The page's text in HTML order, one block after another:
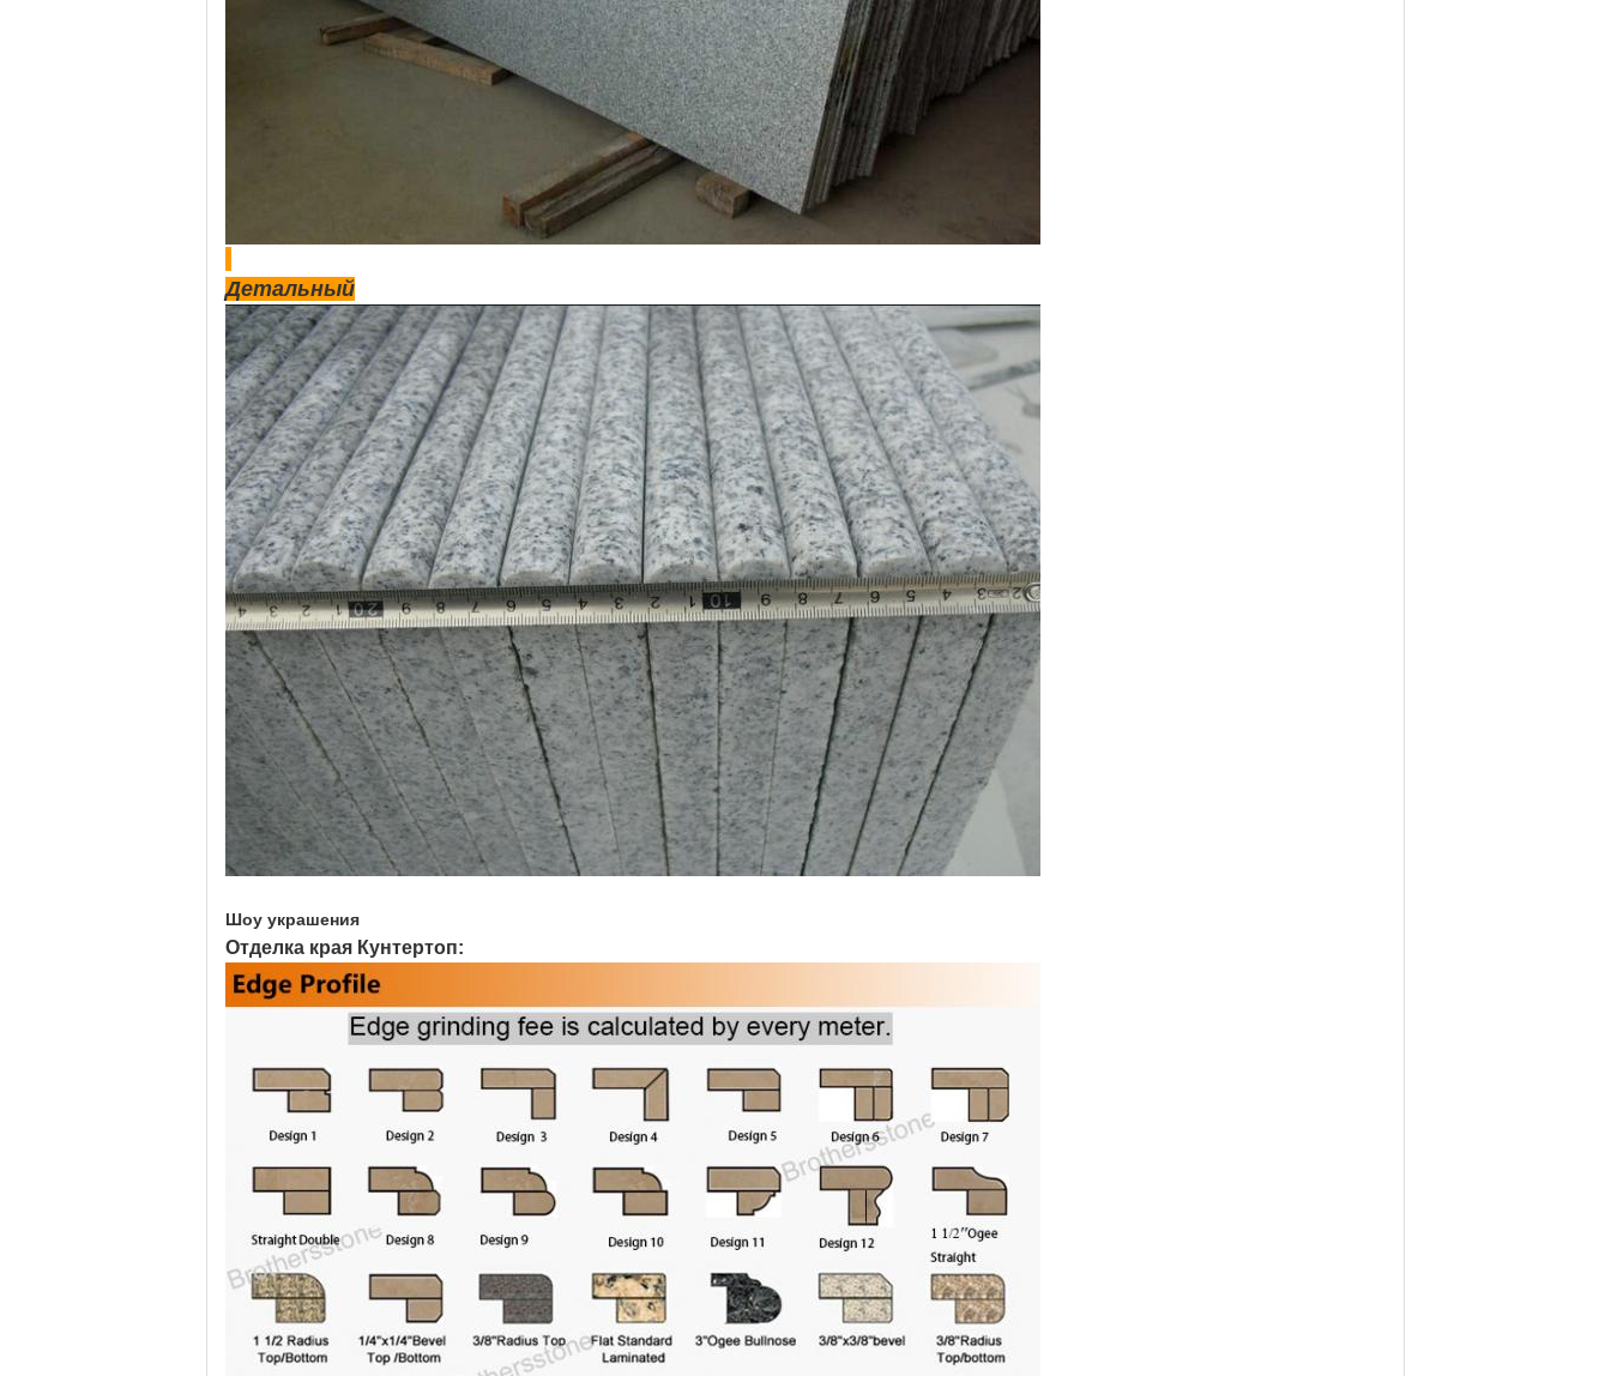
Детальный
Шоу украшения
Отделка края Кунтертоп: